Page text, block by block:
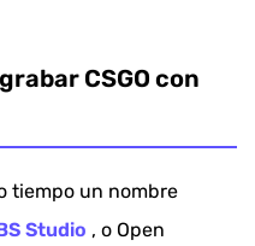
forma profesional
CSGO con
tiempo un nombre
Studio , o Open